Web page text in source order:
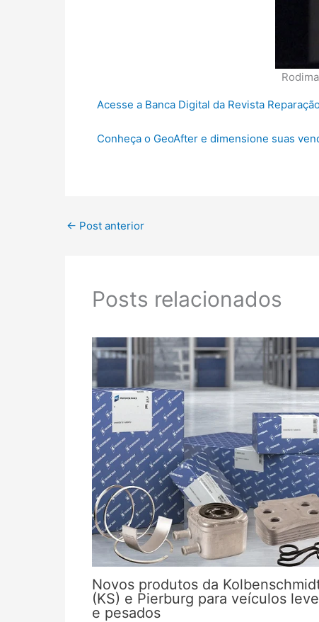
Acesse a Banca Digital da Revista
Conheça o GeoAfter e dimensione suas
← Post anterior
Posts relacionados
Novos produtos da
(KS) e Pierburg para veículos
e pesados